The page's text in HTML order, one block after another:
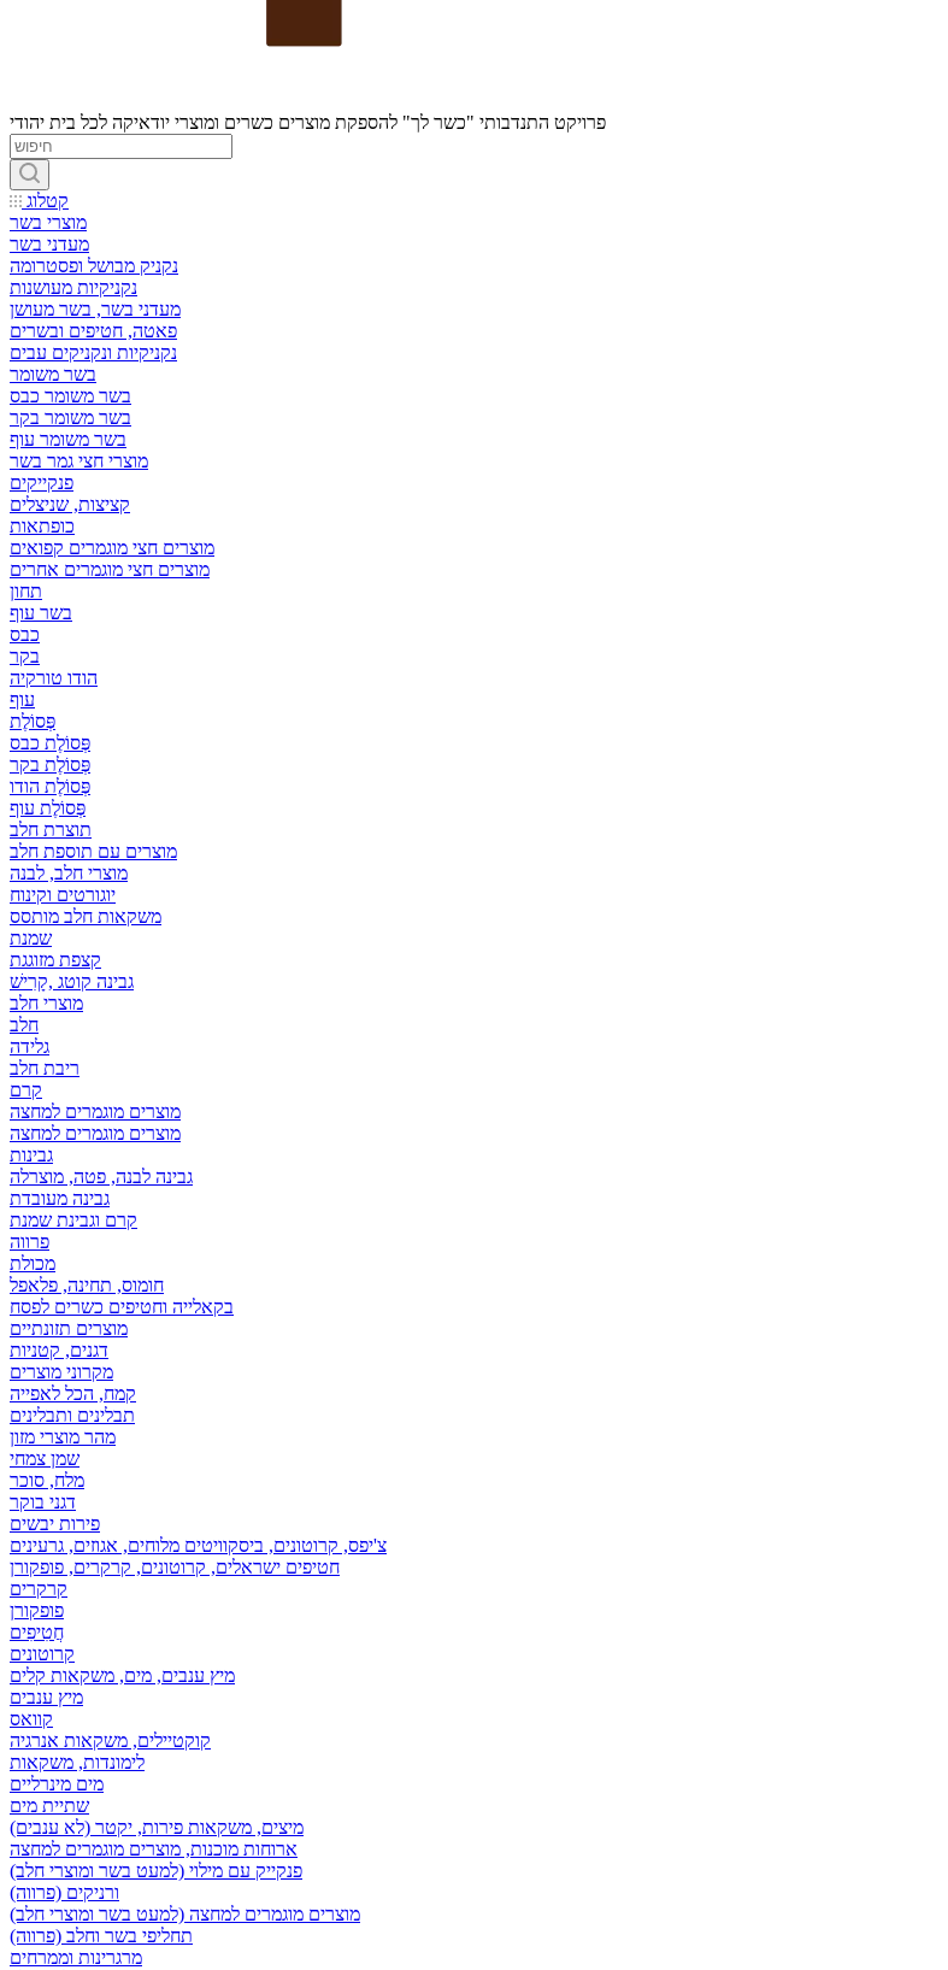
פרויקט התנדבותי "כשר לך" להספקת מוצרים כשרים ומוצרי יודאיקה לכל בית יהודי
קטלוג
מוצרי בשר
מעדני בשר
נקניק מבושל ופסטרומה
נקניקיות מעושנות
מעדני בשר, בשר מעושן
פאטה, חטיפים ובשרים
נקניקיות ונקניקים עבים
בשר משומר
בשר משומר כבס
בשר משומר בקר
בשר משומר עוף
מוצרי חצי גמר בשר
פנקייקים
קציצות, שניצלים
כופתאות
מוצרים חצי מוגמרים קפואים
מוצרים חצי מוגמרים אחרים
תחון
בשר עוף
כבס
בקר
הודו טורקיה
עוף
פְּסוֹלֶת
פְּסוֹלֶת כבס
פְּסוֹלֶת בקר
פְּסוֹלֶת הודו
פְּסוֹלֶת עוף
תוצרת חלב
מוצרים עם תוספת חלב
מוצרי חלב, לבנה
יוגורטים וקינוח
משקאות חלב מותסס
שמנת
קצפת מזוגגת
גבינה קוטג ,קָרִישׁ
מוצרי חלב
חלב
גלידה
ריבת חלב
קרם
מוצרים מוגמרים למחצה
מוצרים מוגמרים למחצה
גבינות
גבינה לבנה, פטה, מוצרלה
גבינה מעובדת
קרם וגבינת שמנת
פרווה
מכולת
חומוס, תחינה, פלאפל
בקאלייה וחטיפים כשרים לפסח
מוצרים תזונתיים
דגנים, קטניות
מקרוני מוצרים
קמח, הכל לאפייה
תבלינים ותבלינים
מהר מוצרי מזון
שמן צמחי
מלח, סוכר
דגני בוקר
פירות יבשים
צ'יפס, קרוטונים, ביסקוויטים מלוחים, אגוזים, גרעינים
חטיפים ישראלים, קרוטונים, קרקרים, פופקורן
קרקרים
פופקורן
חֲטִיפִים
קרוטונים
מיץ ענבים, מים, משקאות קלים
מיץ ענבים
קוואס
קוקטיילים, משקאות אנרגיה
לימונדות, משקאות
מים מינרליים
שתיית מים
מיצים, משקאות פירות, יקטר (לא ענבים)
ארוחות מוכנות, מוצרים מוגמרים למחצה
פנקייק עם מילוי (למעט בשר ומוצרי חלב)
ורניקים (פרווה)
מוצרים מוגמרים למחצה (למעט בשר ומוצרי חלב)
תחליפי בשר וחלב (פרווה)
מרגרינות וממרחים